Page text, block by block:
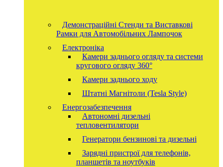
Демонстраційні Стенди та Виставкові
Рамки для Автомобільних Лампочок
Електроніка
Камери заднього огляду та системи
кругового огляду 360°
Камери заднього ходу
Штатні Магнітоли (Tesla Style)
Енергозабезпечення
Автономні дизельні
тепловентилятори
Генератори бензинові та дизельні
Зарядні пристрої для телефонів,
планшетів та ноутбуків